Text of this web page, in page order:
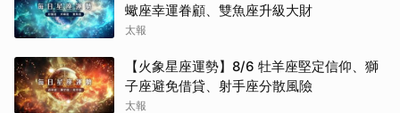
蠍座幸運眷顧、雙魚座升級大財
太報
【火象星座運勢】8/6 牡羊座堅定信仰、獅
子座避免借貸、射手座分散風險
太報